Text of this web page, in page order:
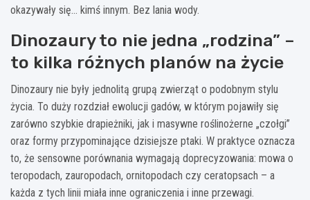
okazywały się… kimś innym. Bez lania wody.
Dinozaury to nie jedna „rodzina” –
to kilka różnych planów na życie
Dinozaury nie były jednolitą grupą zwierząt o podobnym stylu
życia. To duży rozdział ewolucji gadów, w którym pojawiły się
zarówno szybkie drapieżniki, jak i masywne roślinożerne „czołgi”
oraz formy przypominające dzisiejsze ptaki. W praktyce oznacza
to, że sensowne porównania wymagają doprecyzowania: mowa o
teropodach, zauropodach, ornitopodach czy ceratopsach – a
każda z tych linii miała inne ograniczenia i inne przewagi.